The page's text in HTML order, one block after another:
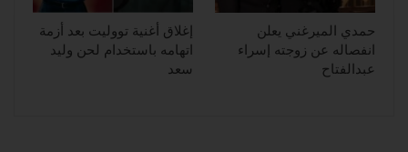
حمدي الميرغني يعلن
انفصاله عن زوجته إسراء
عبدالفتاح
إغلاق أغنية تووليت بعد أزمة
اتهامه باستخدام لحن وليد
سعد